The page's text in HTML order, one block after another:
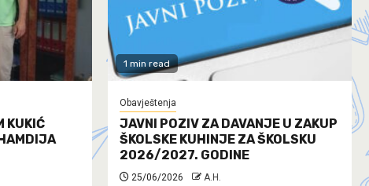
KUKIĆ
1 min read
Obavještenja
JAVNI POZIV ZA DAVANJE U ZAKUP
ŠKOLSKE KUHINJE ZA ŠKOLSKU
2026/2027. GODINE
25/06/2026 A.H.